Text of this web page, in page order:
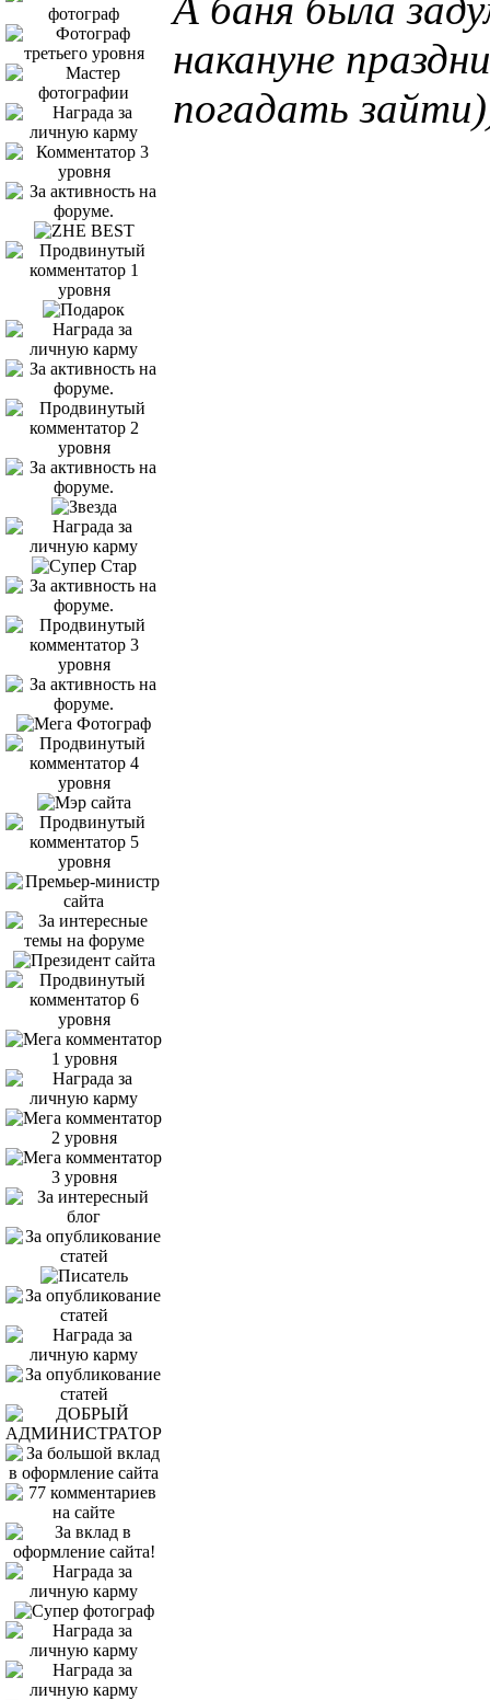
накануне
погадать